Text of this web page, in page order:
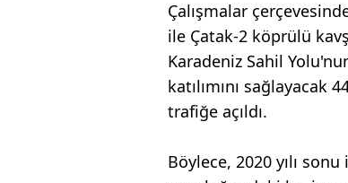
Çalışmalar
ile Çatak-2 köprülü
Karadeniz Sahil
katılımını sağlayacak
trafiğe açıldı.
Böylece, 2020 yılı